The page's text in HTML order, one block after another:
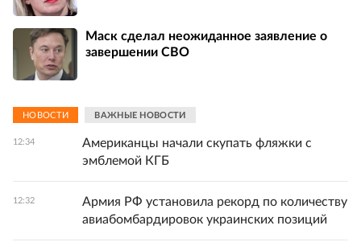
Маск сделал неожиданное заявление о
завершении СВО
НОВОСТИ ВАЖНЫЕ НОВОСТИ
12:34
Американцы начали скупать фляжки с
эмблемой КГБ
12:32
Армия РФ установила рекорд по количеству
авиабомбардировок украинских позиций